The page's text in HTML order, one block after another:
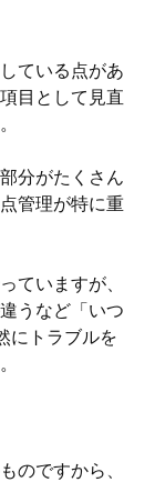
ている点があ
目として見直
分がたくさん
管理が特に重
ていますが、
うなど「いつ
にトラブルを
のですから、